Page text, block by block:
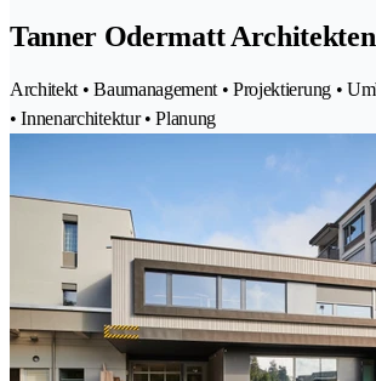
Tanner Odermatt
Architekt • Baumanagement • Projektierung •
• Innenarchitektur • Planung